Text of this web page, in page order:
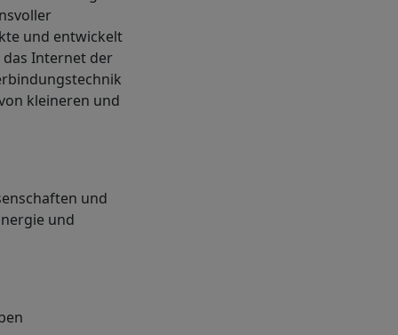
und entwickelt
das Internet der
kleineren und
und
und